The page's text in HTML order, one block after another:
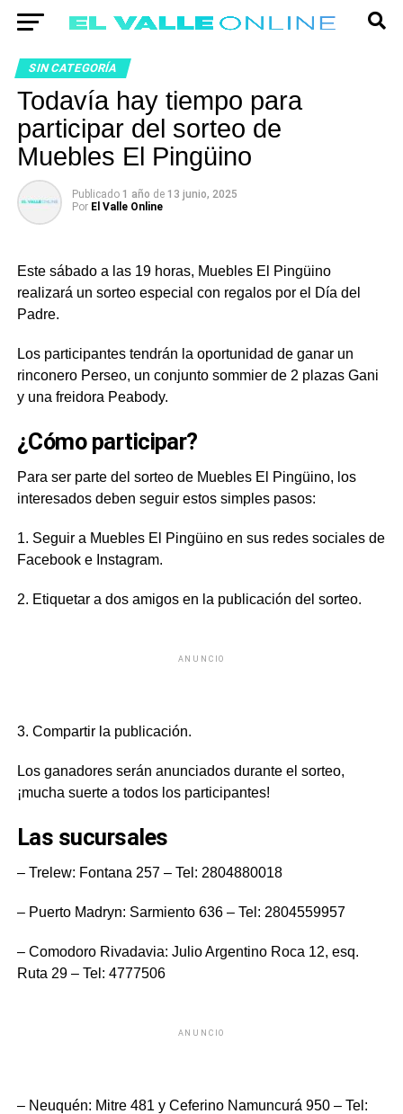
SIN CATEGORÍA
Todavía hay tiempo para
participar del sorteo de
Muebles El Pingüino
Publicado 1 año de 13 junio, 2025
Por El Valle Online
Este sábado a las 19 horas, Muebles El Pingüino
realizará un sorteo especial con regalos por el Día del
Padre.
Los participantes tendrán la oportunidad de ganar un
rinconero Perseo, un conjunto sommier de 2 plazas Gani
y una freidora Peabody.
¿Cómo participar?
Para ser parte del sorteo de Muebles El Pingüino, los
interesados deben seguir estos simples pasos:
1. Seguir a Muebles El Pingüino en sus redes sociales de
Facebook e Instagram.
2. Etiquetar a dos amigos en la publicación del sorteo.
ANUNCIO
3. Compartir la publicación.
Los ganadores serán anunciados durante el sorteo,
¡mucha suerte a todos los participantes!
Las sucursales
– Trelew: Fontana 257 – Tel: 2804880018
– Puerto Madryn: Sarmiento 636 – Tel: 2804559957
– Comodoro Rivadavia: Julio Argentino Roca 12, esq.
Ruta 29 – Tel: 4777506
ANUNCIO
– Neuquén: Mitre 481 y Ceferino Namuncurá 950 – Tel: